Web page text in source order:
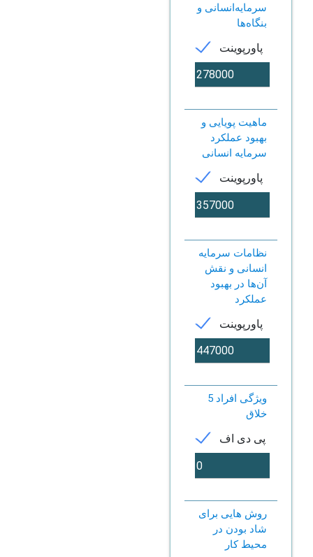
سرمایه‌انسانی و
بنگاه‌ها
پاورپوینت
ماهیت پویایی و
بهبود عملکرد
سرمایه انسانی
پاورپوینت
نظامات سرمایه
انسانی و نقش
آن‌ها در بهبود
عملکرد
پاورپوینت
5 ویژگی افراد
خلاق
پی دی اف
روش هایی برای
شاد بودن در
محیط کار